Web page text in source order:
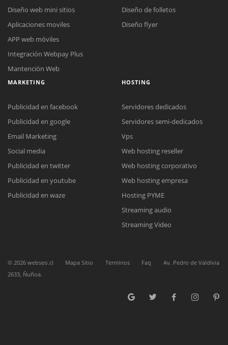
Reunión online
Nuestros ejecutivos le enviarán un correo electrónico con el enlace a
Meet para la reunión online.
Cotización
Complete el formulario y nos contactaremos a la brevedad.
Chat Online
para enviarnos un correo electrónico con sus datos personales.
Diseño web mini sitios
Aplicaciones moviles
APP web móviles
Integración Webpay Plus
Mantención Web
Diseño de folletos
Diseño flyer
MARKETING
Publicidad en facebook
Publicidad en google
Email Marketing
Social media
Publicidad en twitter
Publicidad en youtube
Publicidad en waze
HOSTING
Servidores dedicados
Servidores semi-dedicados
Vps
Web hosting reseller
Web hosting corporativo
Web hosting empresa
Hosting PYME
Streaming audio
Streaming Video
© 2026 webseo.cl Mapa Sitio Terminos Faq
Av. Pedro de Valdivia
2633, Ñuñoa.